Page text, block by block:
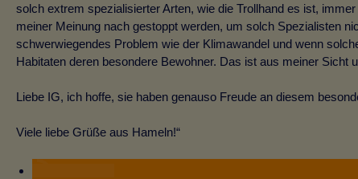
solch extrem spezialisierter Arten, wie die Trollhand es ist,
meiner Meinung nach gestoppt werden, um solch Spezialisten
schwerwiegendes Problem wie der Klimawandel und wenn
Habitaten deren besondere Bewohner. Das ist aus meiner Sicht
Liebe IG, ich hoffe, sie haben genauso Freude an diesem
Viele liebe Grüße aus Hameln!“